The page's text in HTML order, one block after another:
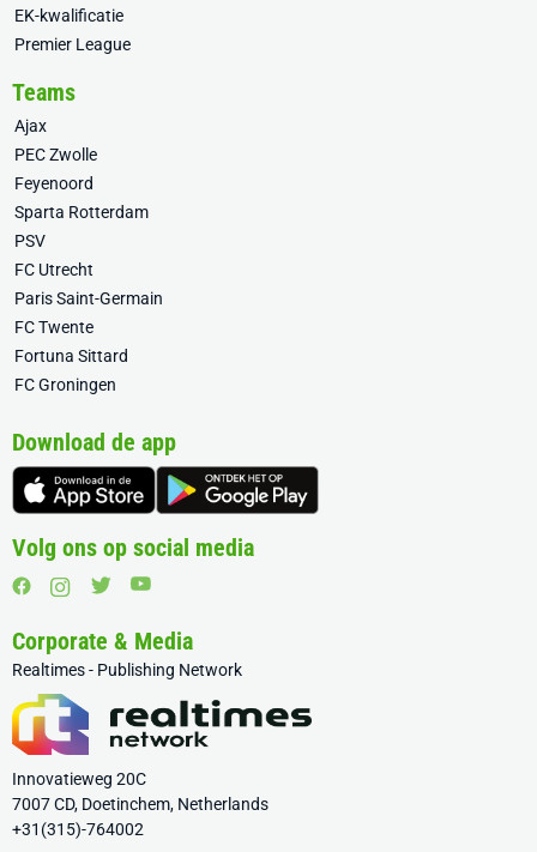
EK-kwalificatie
Premier League
Teams
Ajax
PEC Zwolle
Feyenoord
Sparta Rotterdam
PSV
FC Utrecht
Paris Saint-Germain
FC Twente
Fortuna Sittard
FC Groningen
Download de app
Volg ons op social media
Corporate & Media
Realtimes - Publishing Network
Innovatieweg 20C
7007 CD, Doetinchem, Netherlands
+31(315)-764002